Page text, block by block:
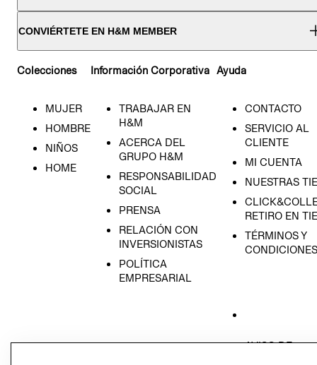
CONVIÉRTETE EN H&M MEMBER
Colecciones
MUJER
HOMBRE
NIÑOS
HOME
Información Corporativa
TRABAJAR EN
H&M
ACERCA DEL
GRUPO H&M
RESPONSABILIDAD
SOCIAL
PRENSA
RELACIÓN CON
INVERSIONISTAS
POLÍTICA
EMPRESARIAL
Ayuda
CONTACTO
SERVICIO AL
CLIENTE
MI CUENTA
NUESTRAS
RETIRO EN
TÉRMINOS Y
CONDICIONES
AVISO DE